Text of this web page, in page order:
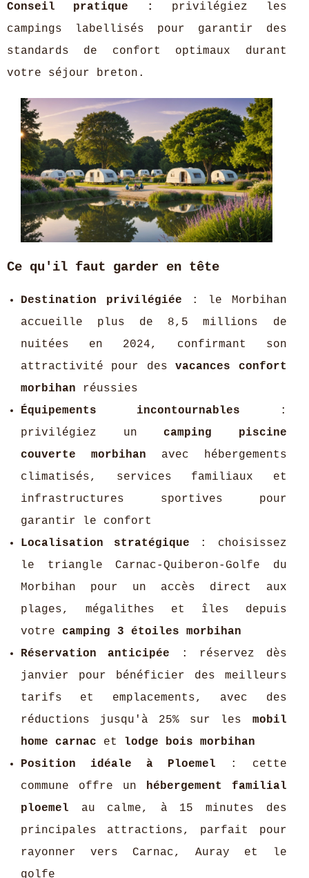
Conseil pratique :
privilégiez les
campings labellisés pour garantir des
standards de confort optimaux durant
votre séjour breton.
Ce qu'il faut garder en tête
Destination privilégiée : le Morbihan
accueille plus de 8,5 millions de
nuitées en 2024, confirmant son
attractivité pour desvacances confort
morbihan réussies
Équipements incontournables :
privilégiez uncamping piscine
couverte morbihan avec hébergements
climatisés, services familiaux et
infrastructures sportives pour
garantir le confort
Localisation stratégique : choisissez
le triangle Carnac-Quiberon-Golfe du
Morbihan pour un accès direct aux
plages, mégalithes et îles depuis
votre camping 3 étoiles morbihan
Réservation anticipée : réservez dès
janvier pour bénéficier des meilleurs
tarifs et emplacements, avec des
réductions jusqu'à 25% sur les mobil
home carnac et lodge bois morbihan
Position idéale à Ploemel : cette
commune offre un
hébergement familial
ploemel au calme, à 15 minutes des
principales attractions, parfait pour
rayonner vers Carnac, Auray et le
golfe